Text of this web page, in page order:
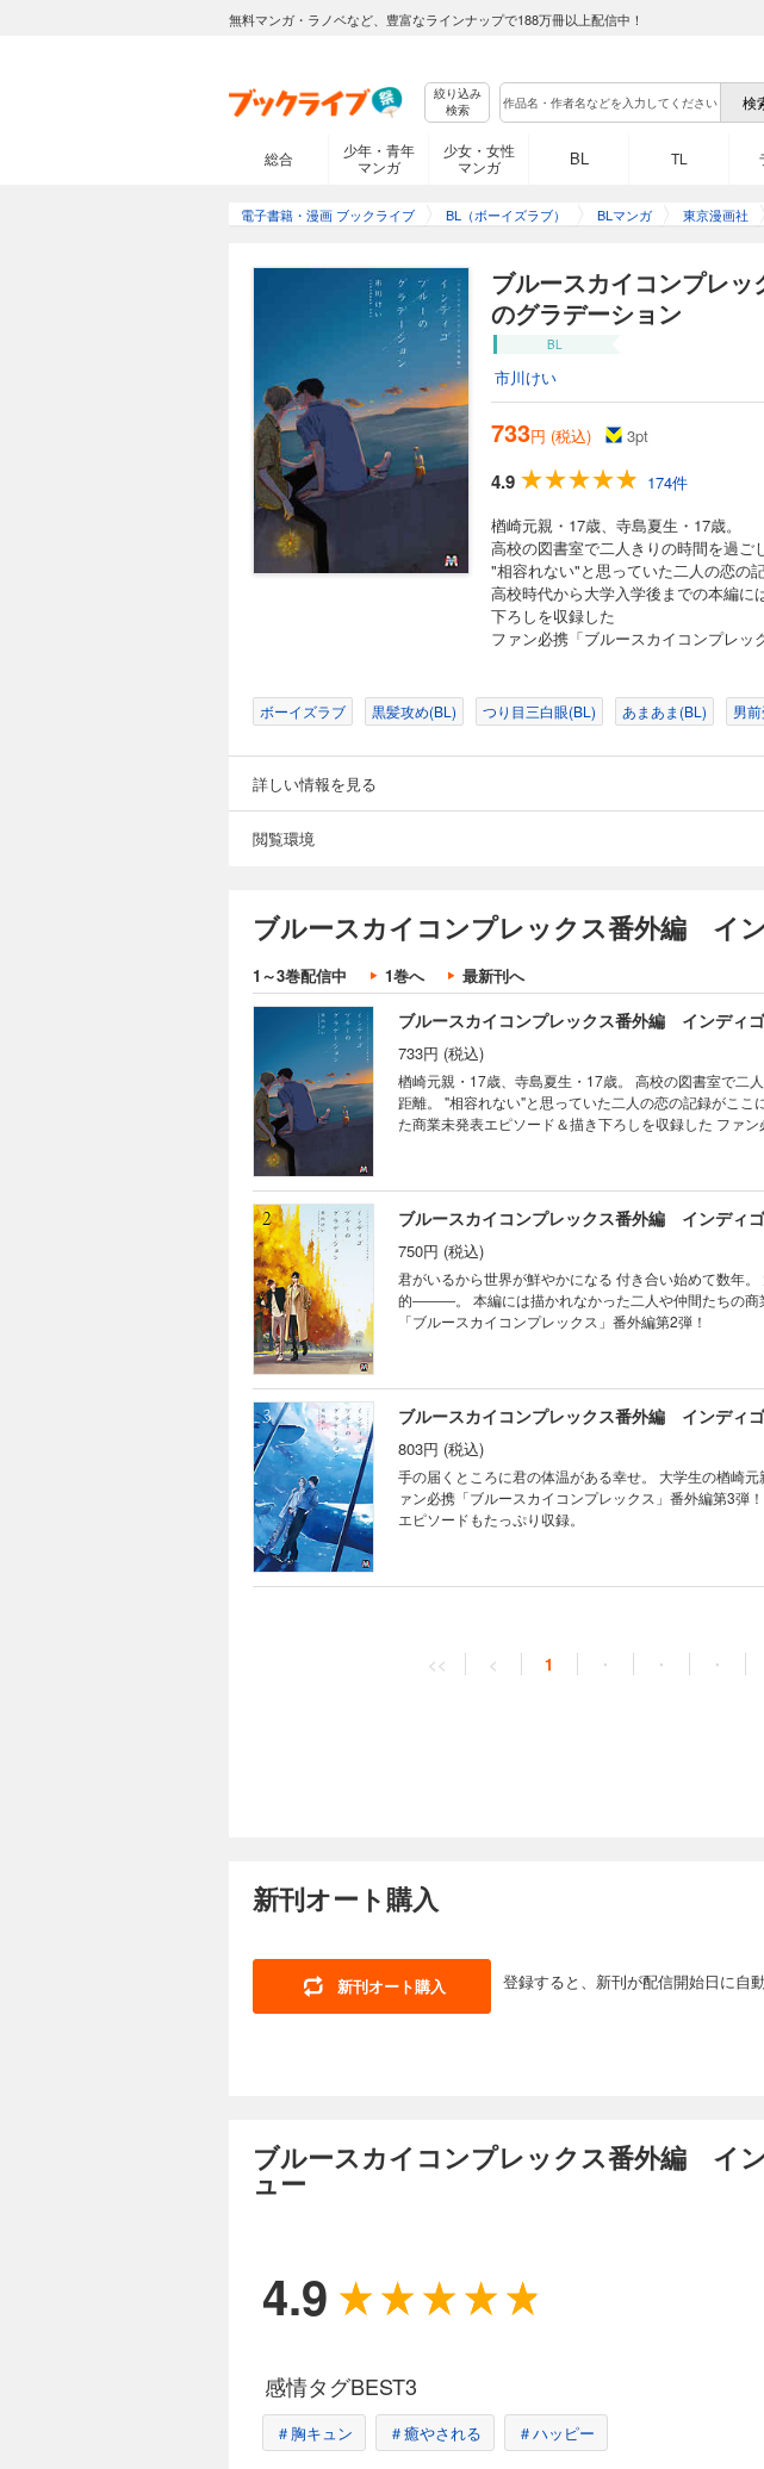
無料マンガ・ラノベなど、豊富なラインナップで188万冊以上配信中！
絞り込み
検索
総合
少年・青年
マンガ
少女・女性
マンガ
BL TL
電子書籍・漫画 ブックライブ BL（ボーイズラブ） BLマンガ 東京漫画社
ブルースカイコンプレ
のグラデーション
BL
市川けい
733円 (税込) 3pt
4.9
174件
楢崎元親・17歳、寺島夏生・17歳。
高校の図書室で二人きりの時間を過ご
"相容れない"と思っていた二人の恋の記
高校時代から大学入学後までの本編に
下ろしを収録した
ファン必携「ブルースカイコンプレッ
ボーイズラブ 黒髪攻め(BL) つり目三白眼(BL) あまあま(BL) 男
詳しい情報を見る
閲覧環境
ブルースカイコンプレックス番外編 イ
1～3巻配信中 1巻へ 最新刊へ
ブルースカイコンプレックス番外編 インディ
733円 (税込)
楢崎元親・17歳、寺島夏生・17歳。 高校の図書室で二
距離。 "相容れない"と思っていた二人の恋の記録がこ
た商業未発表エピソード＆描き下ろしを収録した ファ
ブルースカイコンプレックス番外編 インディ
750円 (税込)
君がいるから世界が鮮やかになる 付き合い始めて数年。 大学生の楢崎元親と寺島夏生の毎日は、心地良くて、刺激
的―――。 本編には描かれなかった二人や仲間たちの商
「ブルースカイコンプレックス」番外編第2弾！
ブルースカイコンプレックス番外編 インディ
803円 (税込)
手の届くところに君の体温がある幸せ。 大学生の楢崎元親と寺島夏生の何気なくも愛しい日々を瑞々しく綴った フ
ァン必携「ブルースカイコンプレックス」番外編第3弾
エピソードもたっぷり収録。
<< < 1 ・ ・ ・
新刊オート購入
新刊オート購入 登録すると、新刊が配信開始日に自
ブルースカイコンプレックス番外編 イ
ュー
4.9
感情タグBEST3
＃胸キュン ＃癒やされる ＃ハッピー